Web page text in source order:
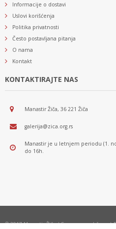
Informacije o dostavi
Uslovi korišćenja
Politika privatnosti
Često postavljana pitanja
O nama
Kontakt
KONTAKTIRAJTE NAS
Manastir Žiča, 36 221 Žiča
galerija@zica.org.rs
Manastir je u letnjem periodu (1.
do 16h.
© 2017 Manastir Žiča | Sva prava zadržana |